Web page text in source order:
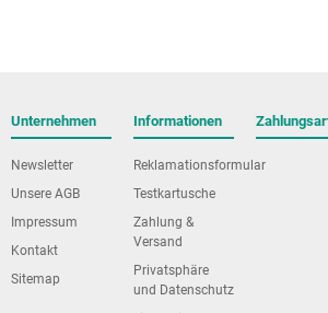
Unternehmen
Newsletter
Unsere AGB
Impressum
Kontakt
Sitemap
Informationen
Reklamationsformular
Testkartusche
Zahlung &
Versand
Privatsphäre
und Datenschutz